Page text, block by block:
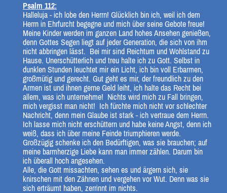
Psalm 112:
Halleluja - ich lobe den Herrn! Glücklich bin ich, weil ich dem
Herrn in Ehrfurcht begegne und mich über seine Gebote freue!
Meine Kinder werden im ganzen Land hohes Ansehen genießen,
denn Gottes Segen liegt auf jeder Generation, die sich von ihm
nicht abbringen lässt. Bei mir sind Reichtum und Wohlstand zu
Hause. Unerschütterlich und treu halte ich zu Gott. Selbst in
dunklen Stunden leuchtet mir ein Licht, ich bin voll Erbarmen,
großmütig und gerecht. Gut geht es mir, der freundlich zu den
Armen ist und ihnen gerne Geld leiht, ich halte das Recht bei
allem, was ich unternehme! Nichts wird mich zu Fall bringen,
mich vergisst man nicht! Ich fürchte mich nicht vor schlechter
Nachricht, denn mein Glaube ist stark - ich vertraue dem Herrn.
Ich lasse mich nicht erschüttern und habe keine Angst, denn ich
weiß, dass ich über meine Feinde triumphieren werde.
Großzügig schenke ich den Bedürftigen, was sie brauchen; auf
meine barmherzige Liebe kann man immer zählen. Darum bin
ich überall hoch angesehen.
Alle, die Gott missachten, sehen es und ärgern sich, sie
knirschen mit den Zähnen und vergehen vor Wut. Denn was sie
sich erträumt haben, zerrinnt im nichts.